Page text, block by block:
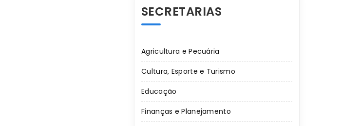
SECRETARIAS
Agricultura e Pecuária
Cultura, Esporte e Turismo
Educação
Finanças e Planejamento